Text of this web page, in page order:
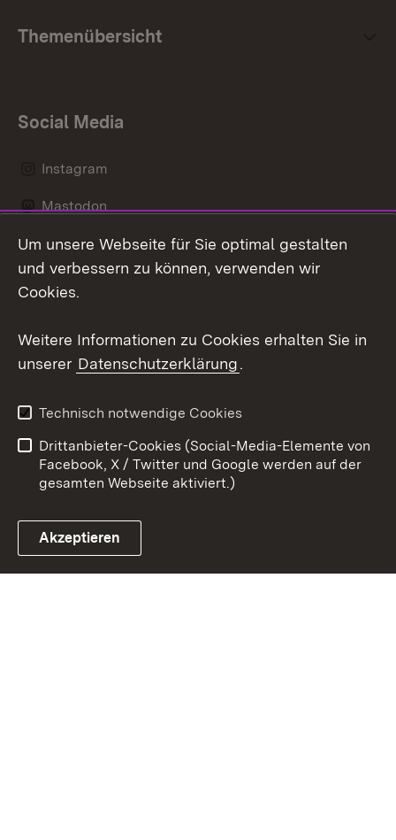
Themenübersicht
Social Media
Instagram
Mastodon
Messenger
Link zum Landesportal
Kontakt
Impressum
Cookies
Um unsere Webseite für Sie optimal gestalten
und verbessern zu können, verwenden wir
Cookies.
Weitere Informationen zu Cookies erhalten Sie in
unserer Datenschutzerklärung.
Technisch notwendige Cookies
Drittanbieter-Cookies (Social-Media-Elemente von
Facebook, X / Twitter und Google werden auf der
gesamten Webseite aktiviert.)
Akzeptieren